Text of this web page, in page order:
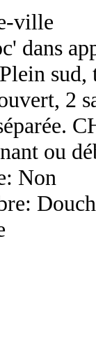
ville
dans
2
ou
Non